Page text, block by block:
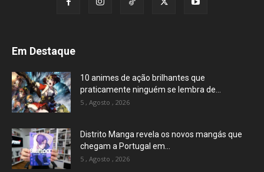
Em Destaque
10 animes de ação brilhantes que
praticamente ninguém se lembra de...
5 , Agosto , 2026
Distrito Manga revela os novos mangás que
chegam a Portugal em...
5 , Agosto , 2026